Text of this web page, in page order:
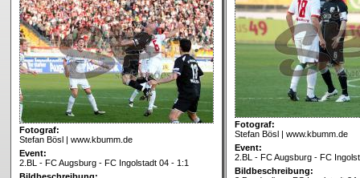
Fotograf:
Stefan Bösl | www.kbumm.de
Event:
2.BL - FC Augsburg - FC Ingolstadt 04 - 1:1
Fotograf:
Stefan Bösl | www.kbumm.de
Event:
2.BL - FC Augsburg - FC
Bildbeschreibung: